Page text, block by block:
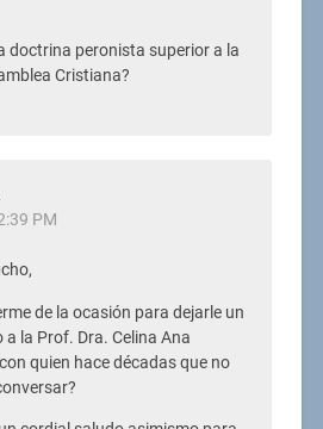
doctrina peronista superior a la
Cristiana?
PM
de la ocasión para dejarle un
la Prof. Dra. Celina Ana
quien hace décadas que no